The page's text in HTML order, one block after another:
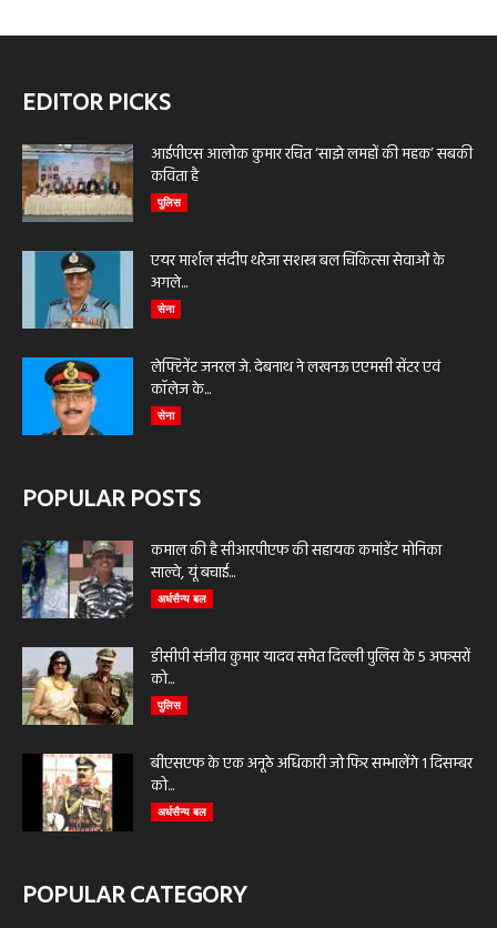
EDITOR PICKS
आईपीएस आलोक कुमार रचित ‘साझे लमहों की महक’ सबकी
कविता है
पुलिस
एयर मार्शल संदीप थरेजा सशस्त्र बल चिकित्सा सेवाओं के
अगले...
सेना
लेफ्टिनेंट जनरल जे. देबनाथ ने लखनऊ एएमसी सेंटर एवं
कॉलेज के...
सेना
POPULAR POSTS
कमाल की है सीआरपीएफ की सहायक कमांडेंट मोनिका
साल्वे, यूं बचाई...
अर्धसैन्य बल
डीसीपी संजीव कुमार यादव समेत दिल्ली पुलिस के 5 अफसरों
को...
पुलिस
बीएसएफ के एक अनूठे अधिकारी जो फिर सम्भालेंगे 1 दिसम्बर
को...
अर्धसैन्य बल
POPULAR CATEGORY